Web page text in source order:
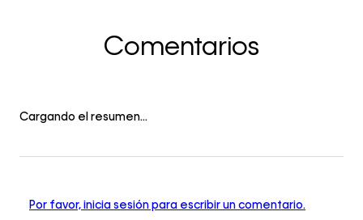
Comentarios
Cargando el resumen…
Por favor, inicia sesión para escribir un comentario.